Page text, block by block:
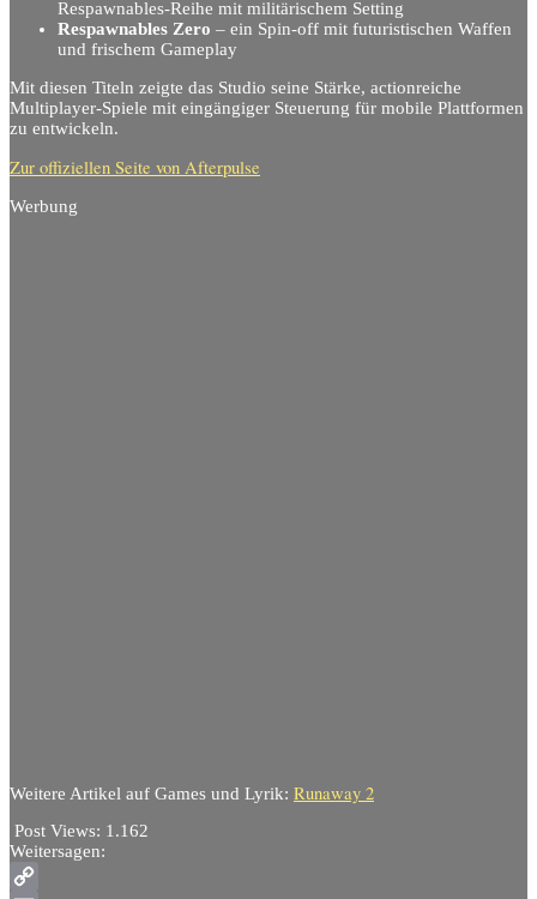
Respawnables-Reihe mit militärischem Setting
Respawnables Zero – ein Spin-off mit futuristischen Waffen
und frischem Gameplay
Mit diesen Titeln zeigte das Studio seine Stärke, actionreiche
Multiplayer-Spiele mit eingängiger Steuerung für mobile Plattformen
zu entwickeln.
Zur offiziellen Seite von Afterpulse
Werbung
Weitere Artikel auf Games und Lyrik: Runaway 2
Post Views: 1.162
Weitersagen: